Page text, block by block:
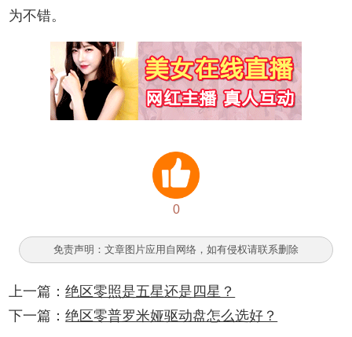
为不错。
0
免责声明：文章图片应用自网络，如有侵权请联系删除
上一篇：绝区零照是五星还是四星？
下一篇：绝区零普罗米娅驱动盘怎么选好？